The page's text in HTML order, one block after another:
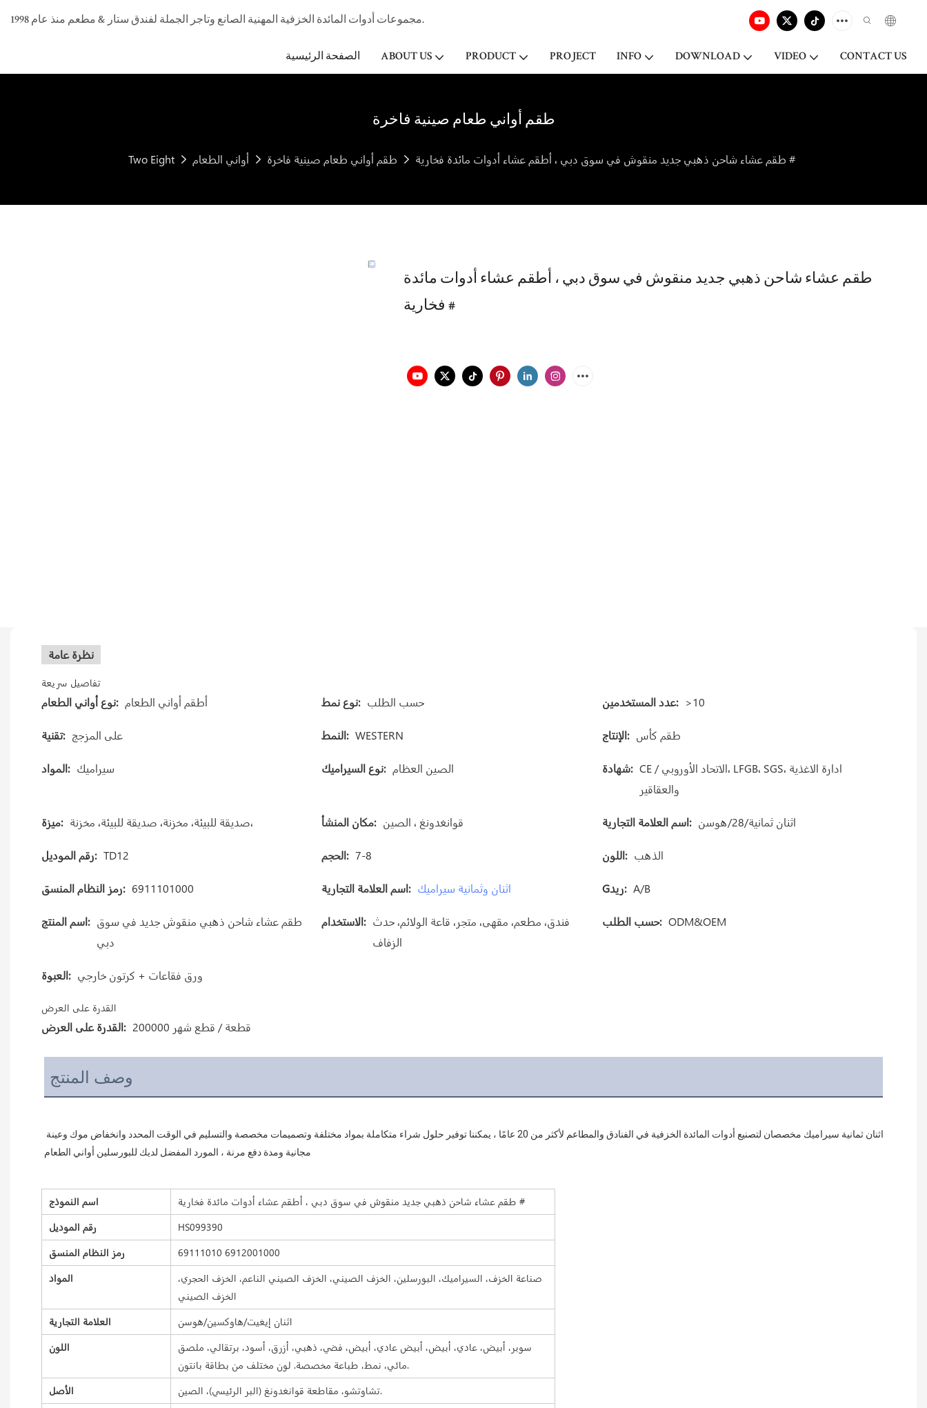
مجموعات أدوات المائدة الخزفية المهنية الصانع وتاجر الجملة لفندق ستار & مطعم منذ عام 1998.
الصفحة الرئيسية ABOUT US PRODUCT PROJECT INFO DOWNLOAD VIDEO CONTACT US
طقم أواني طعام صينية فاخرة
Two Eight أواني الطعام طقم أواني طعام صينية فاخرة طقم عشاء شاحن ذهبي جديد منقوش في سوق دبي ، أطقم عشاء أدوات مائدة فخارية #
طقم عشاء شاحن ذهبي جديد منقوش في سوق دبي ، أطقم عشاء أدوات مائدة
فخارية #
نظرة عامة
تفاصيل سريعة
نوع أواني الطعام: أطقم أواني الطعام نوع نمط: حسب الطلب عدد المستخدمين: >10
تقنية: على المزجج النمط: WESTERN الإنتاج: طقم كأس
المواد: سيراميك نوع السيراميك: الصين العظام شهادة: CE / الاتحاد الأوروبي، LFGB، SGS، ادارة الاغذية
والعقاقير
ميزة: صديقة للبيئة، مخزنة، صديقة للبيئة، مخزنة، مكان المنشأ: قوانغدونغ ، الصين اسم العلامة التجارية: اثنان ثمانية/28/هوسن
رقم الموديل: TD12 الحجم: 7-8 اللون: الذهب
رمز النظام المنسق: 6911101000 اسم العلامة التجارية: اثنان وثمانية سيراميك Gريد: A/B
اسم المنتج: طقم عشاء شاحن ذهبي منقوش جديد في سوق
دبي
الاستخدام: فندق، مطعم، مقهى، متجر، قاعة الولائم، حدث
الزفاف
حسب الطلب: ODM&OEM
العبوة: ورق فقاعات + كرتون خارجي
القدرة على العرض
القدرة على العرض: 200000 قطعة / قطع شهر
وصف المنتج
اسم النموذج
طقم عشاء شاحن ذهبي جديد منقوش في سوق دبي ، أطقم عشاء أدوات مائدة فخارية #
رقم الموديل
HS099390
رمز النظام المنسق
69111010 6912001000
المواد
صناعة الخزف، السيراميك، البورسلين، الخزف الصيني، الخزف الصيني الناعم، الخزف الحجري،
الخزف الصيني
العلامة التجارية
اثنان إيغيت/هاوكسين/هوسن
اللون
سوبر، أبيض، عادي، أبيض، أبيض عادي، أبيض، فضي، ذهبي، أزرق، أسود، برتقالي، ملصق
مائي، نمط، طباعة مخصصة. لون مختلف من بطاقة بانتون.
الأصل
تشاوتشو، مقاطعة قوانغدونغ (البر الرئيسي)، الصين.